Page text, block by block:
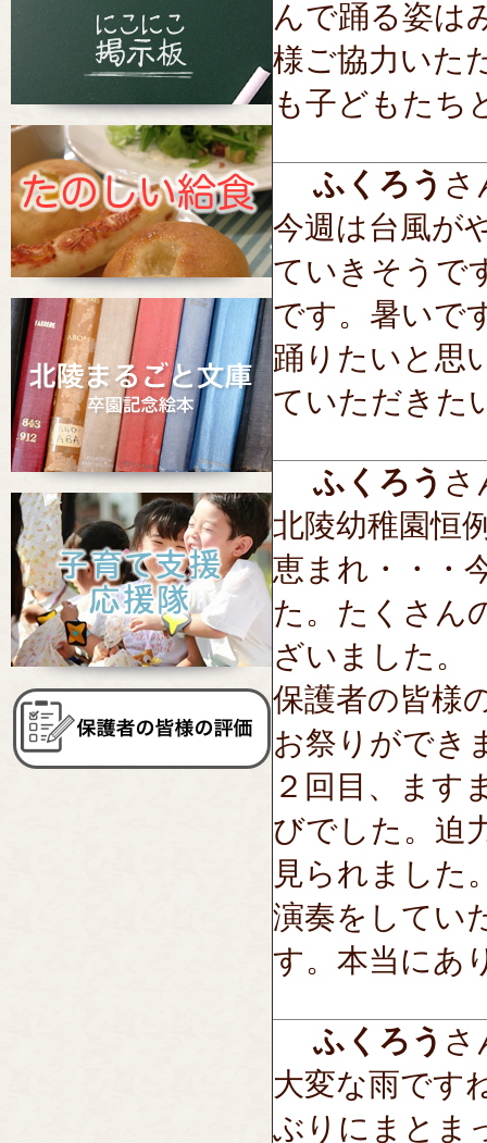
んで踊る姿は
様ご協力いた
も子どもたち
ふくろう さ
今週は台風が
ていきそうで
です。暑いで
踊りたいと思
ていただきた
ふくろう さ
北陵幼稚園恒
恵まれ・・・
た。たくさん
ざいました。
保護者の皆様
お祭りができ
２回目、ます
びでした。迫
見られました
演奏をしてい
す。本当にあ
ふくろう さ
大変な雨です
ぶりにまとま